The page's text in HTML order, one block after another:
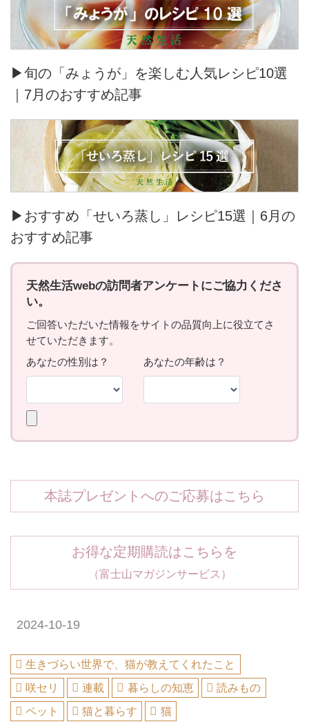
▶旬の「みょうが」を楽しむ人気レシピ10選
｜7月のおすすめ記事
▶おすすめ「せいろ蒸し」レシピ15選｜6月の
おすすめ記事
本誌プレゼントへのご応募はこちら
お得な定期購読はこちらを
（富士山マガジンサービス）
2024-10-19
生きづらい世界で、猫が教えてくれたこと
咲セリ
連載 暮らしの知恵
読みもの
ペット
猫と暮らす 猫